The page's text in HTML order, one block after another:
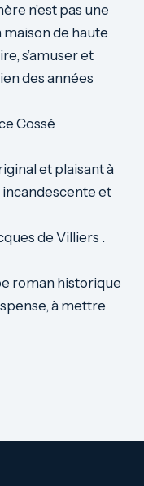
n’est pas une
maison de haute
s’amuser et
des années
Cossé
et plaisant à
incandescente et
de Villiers .
roman historique
à mettre